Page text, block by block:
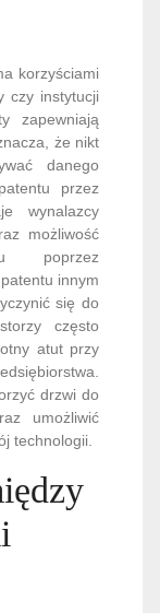
korzyściami
czy instytucji
zapewniają
że nikt
danego
przez
wynalazcy
możliwość
poprzez
innym
się do
często
atut przy
drzwi do
umożliwić
technologii.